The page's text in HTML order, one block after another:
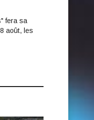
fera sa
août, les